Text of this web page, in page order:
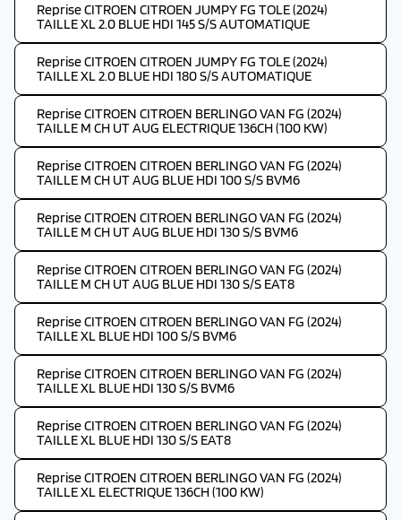
Reprise CITROEN CITROEN JUMPY FG TOLE (2024)
TAILLE XL 2.0 BLUE HDI 145 S/S AUTOMATIQUE
Reprise CITROEN CITROEN JUMPY FG TOLE (2024)
TAILLE XL 2.0 BLUE HDI 180 S/S AUTOMATIQUE
Reprise CITROEN CITROEN BERLINGO VAN FG (2024)
TAILLE M CH UT AUG ELECTRIQUE 136CH (100 KW)
Reprise CITROEN CITROEN BERLINGO VAN FG (2024)
TAILLE M CH UT AUG BLUE HDI 100 S/S BVM6
Reprise CITROEN CITROEN BERLINGO VAN FG (2024)
TAILLE M CH UT AUG BLUE HDI 130 S/S BVM6
Reprise CITROEN CITROEN BERLINGO VAN FG (2024)
TAILLE M CH UT AUG BLUE HDI 130 S/S EAT8
Reprise CITROEN CITROEN BERLINGO VAN FG (2024)
TAILLE XL BLUE HDI 100 S/S BVM6
Reprise CITROEN CITROEN BERLINGO VAN FG (2024)
TAILLE XL BLUE HDI 130 S/S BVM6
Reprise CITROEN CITROEN BERLINGO VAN FG (2024)
TAILLE XL BLUE HDI 130 S/S EAT8
Reprise CITROEN CITROEN BERLINGO VAN FG (2024)
TAILLE XL ELECTRIQUE 136CH (100 KW)